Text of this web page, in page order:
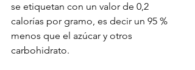
se etiquetan con un valor de 0,2
calorías por gramo, es decir un 95 %
menos que el azúcar y otros
carbohidrato.